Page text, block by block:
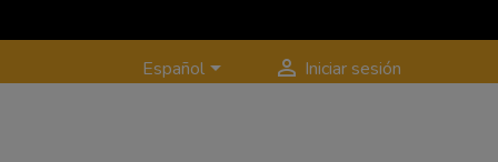
Español  Iniciar sesión